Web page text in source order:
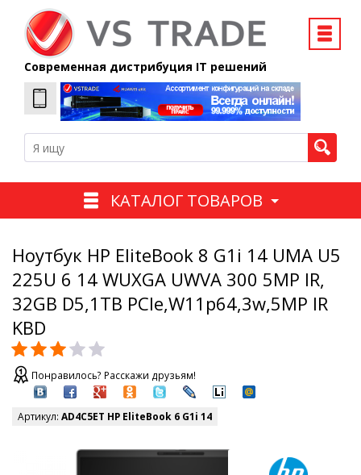
Современная дистрибуция IT решений
КАТАЛОГ ТОВАРОВ
Ноутбук HP EliteBook 8 G1i 14 UMA U5
225U 6 14 WUXGA UWVA 300 5MP IR,
32GB D5,1TB PCIe,W11p64,3w,5MP IR
KBD
Понравилось? Расскажи друзьям!
Артикул: AD4C5ET HP EliteBook 6 G1i 14